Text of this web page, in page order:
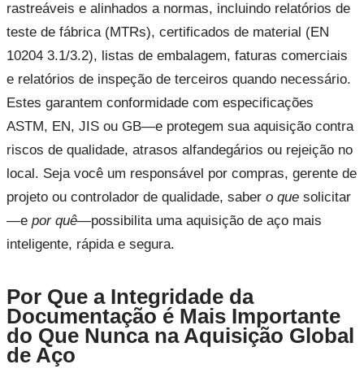
rastreáveis e alinhados a normas, incluindo relatórios de
teste de fábrica (MTRs), certificados de material (EN
10204 3.1/3.2), listas de embalagem, faturas comerciais
e relatórios de inspeção de terceiros quando necessário.
Estes garantem conformidade com especificações
ASTM, EN, JIS ou GB—e protegem sua aquisição contra
riscos de qualidade, atrasos alfandegários ou rejeição no
local. Seja você um responsável por compras, gerente de
projeto ou controlador de qualidade, saber o que solicitar
—e por quê—possibilita uma aquisição de aço mais
inteligente, rápida e segura.
Por Que a Integridade da
Documentação é Mais Importante
do Que Nunca na Aquisição Global
de Aço